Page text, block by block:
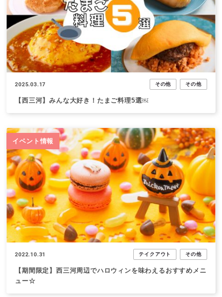
2025.03.17 その他 その他
【西三河】みんな大好き！たまご料理5選￼
イベント情報
2022.10.31 テイクアウト その他
【期間限定】西三河周辺でハロウィンを味わえるおすすめメニ
ュー☆